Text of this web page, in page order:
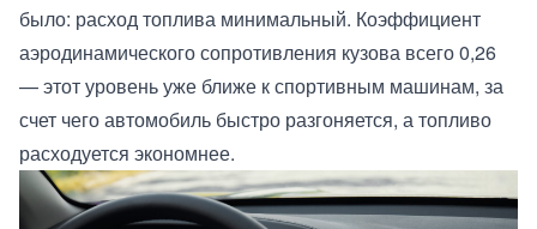
было: расход топлива минимальный. Коэффициент
аэродинамического сопротивления кузова всего 0,26
— этот уровень уже ближе к спортивным машинам, за
счет чего автомобиль быстро разгоняется, а топливо
расходуется экономнее.